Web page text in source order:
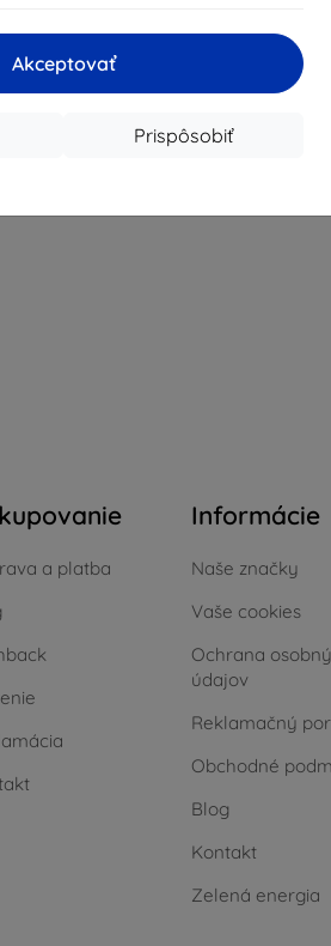
Akceptovať
Prispôsobiť
a platba
Informácie
Naše značky
Vaše cookies
Ochrana
údajov
Reklamačný
Obchodné
Blog
Kontakt
Zelená energia